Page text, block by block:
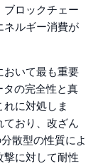
ブロックチェー
ネルギー消費が
おいて最も重要
の完全性と真
に対処しま
おり、改ざん
散型の性質によ
撃に対して耐性